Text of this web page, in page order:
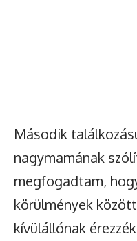
Második
nagymamának
megfogadtam,
körülmények
kívülállónak